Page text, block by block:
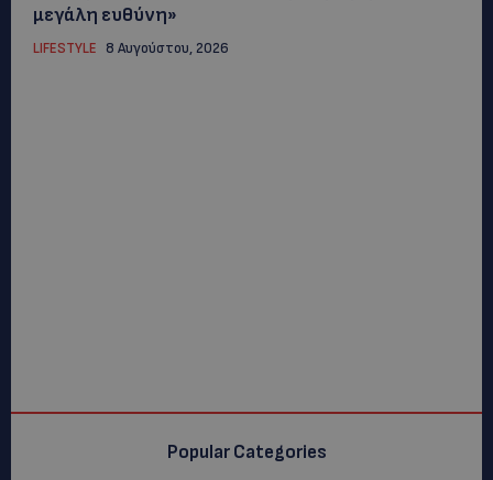
μεγάλη ευθύνη»
LIFESTYLE 8 Αυγούστου, 2026
Popular Categories